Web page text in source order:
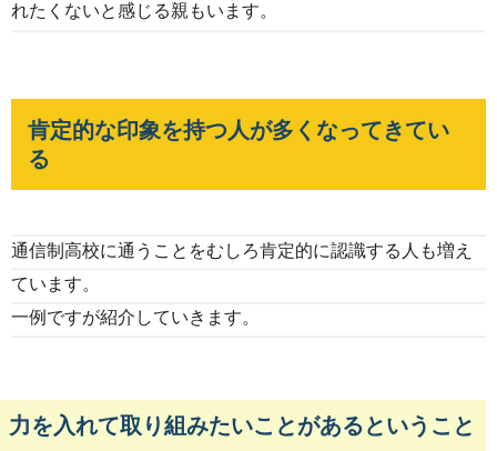
れたくないと感じる親もいます。
肯定的な印象を持つ人が多くなってきてい
る
通信制高校に通うことをむしろ肯定的に認識する人も増え
ています。
一例ですが紹介していきます。
力を入れて取り組みたいことがあるということ